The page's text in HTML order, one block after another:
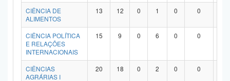
CIÊNCIA DE
ALIMENTOS
13 12 0 1 0 0
CIÊNCIA POLÍTICA
E RELAÇÕES
INTERNACIONAIS
15 9 0 6 0 0
CIÊNCIAS
AGRÁRIAS I
20 18 0 2 0 0